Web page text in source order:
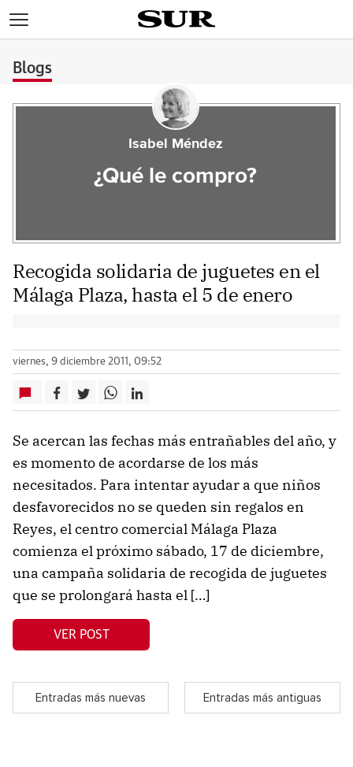
Blogs
Isabel Méndez
¿Qué le compro?
Recogida solidaria de juguetes en el
Málaga Plaza, hasta el 5 de enero
viernes, 9 diciembre 2011, 09:52
Se acercan las fechas más entrañables del año, y
es momento de acordarse de los más
necesitados. Para intentar ayudar a que niños
desfavorecidos no se queden sin regalos en
Reyes, el centro comercial Málaga Plaza
comienza el próximo sábado, 17 de diciembre,
una campaña solidaria de recogida de juguetes
que se prolongará hasta el […]
VER POST
Entradas más nuevas Entradas más antiguas